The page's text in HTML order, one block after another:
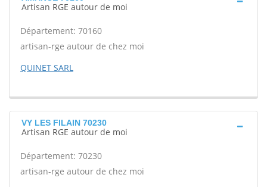
Artisan RGE autour de moi
Département: 70160
artisan-rge autour de chez moi
QUINET SARL
VY LES FILAIN 70230
Artisan RGE autour de moi
Département: 70230
artisan-rge autour de chez moi